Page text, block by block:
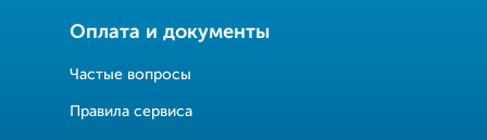
Оплата и документы
Частые вопросы
Правила сервиса